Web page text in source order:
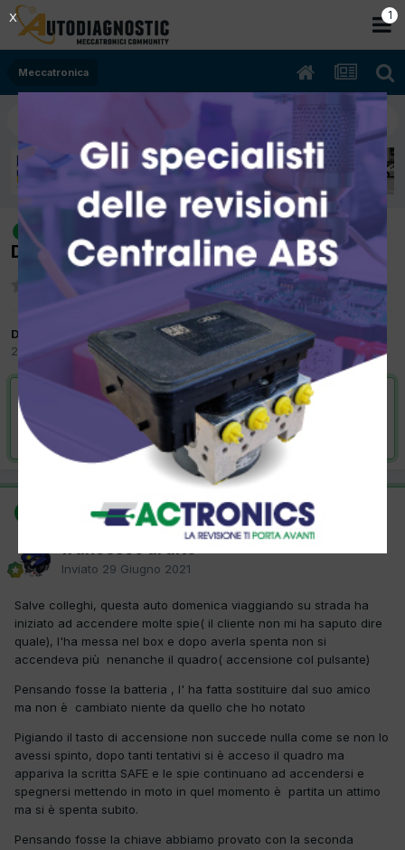
Meccatronica
risolto
[Audi A4 12/2016 1968cc DET 140Kw
Diesel] Non parte
Da francesco ardito
29 Giugno 2021inMeccatronica
VAI ALLA SOLUZIONE
Risolta da francesco ardito,29 Giugno 2021
SOLUZIONE
Inviato 29 Giugno 2021
Salve colleghi, questa auto domenica viaggiando su strada ha
iniziato ad accendere molte spie( il cliente non mi ha saputo dire
quale), l'ha messa nel box e dopo averla spenta non si
accendeva più nenanche il quadro( accensione col pulsante)
Pensando fosse la batteria , l' ha fatta sostituire dal suo amico
ma non è cambiato niente da quello che ho notato
Pigiando il tasto di accensione non succede nulla come se non lo
avessi spinto, dopo tanti tentativi si è acceso il quadro ma
appariva la scritta SAFE e le spie continuano ad accendersi e
spegnersi mettendo in moto in quel momento è partita un attimo
ma si è spenta subito.
Pensando fosse la chiave abbiamo provato con la seconda